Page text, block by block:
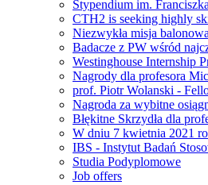
Stypendium im.
CTH2 is seeking highly
Niezwykła misja
Badacze z PW wśród
Westinghouse Internship
Nagrody dla profesora
prof. Piotr Wolanski -
Nagroda za wybitne
Błękitne Skrzydła dla
W dniu 7 kwietnia 2021
IBS - Instytut Badań
Studia Podyplomowe
Job offers